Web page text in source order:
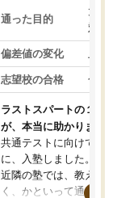
通った目的
大学
対策
偏差値の変化
志望校の合格 合格
ラストスパートの１か月
が、本当に助かりました
共通テストに向けての追
に、入塾しました。田舎
近隣の塾では、教えても
く、かといって通うには